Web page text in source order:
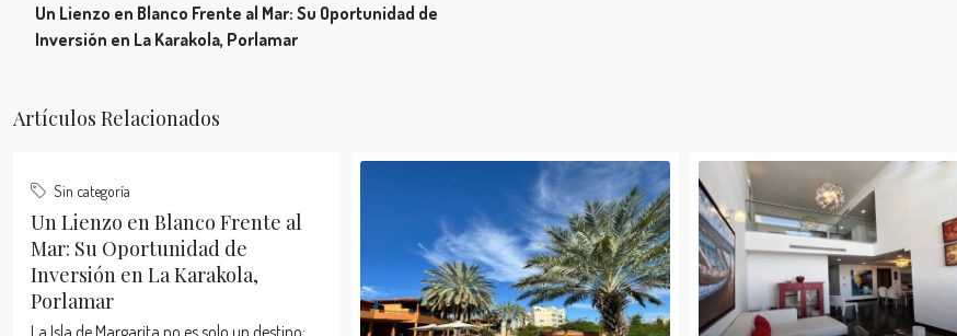
Un Lienzo en Blanco Frente al Mar: Su Oportunidad de
Inversión en La Karakola, Porlamar
Artículos Relacionados
Sin categoría
Un Lienzo en Blanco Frente al
Mar: Su Oportunidad de
Inversión en La Karakola,
Porlamar
La Isla de Margarita no es solo un destino;